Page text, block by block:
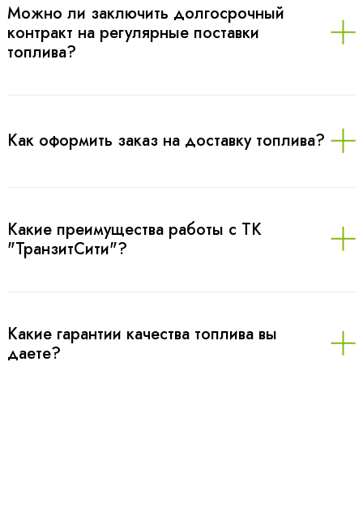
Можно ли заключить долгосрочный
контракт на регулярные поставки
топлива?
Как оформить заказ на доставку топлива?
Какие преимущества работы с ТК
"ТранзитСити"?
Какие гарантии качества топлива вы
даете?